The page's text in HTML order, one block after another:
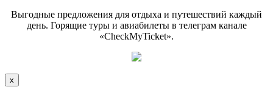
Выгодные предложения для отдыха и путешествий каждый
день. Горящие туры и авиабилеты в телеграм канале
«CheckMyTicket».
x